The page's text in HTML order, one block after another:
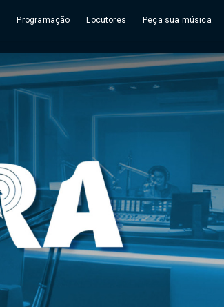
Programação Locutores Peça sua música